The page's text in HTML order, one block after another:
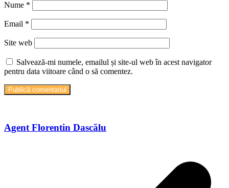
Nume *
Email *
Site web
Salvează-mi numele, emailul și site-ul web în acest navigator
pentru data viitoare când o să comentez.
Agent Florentin Dascălu